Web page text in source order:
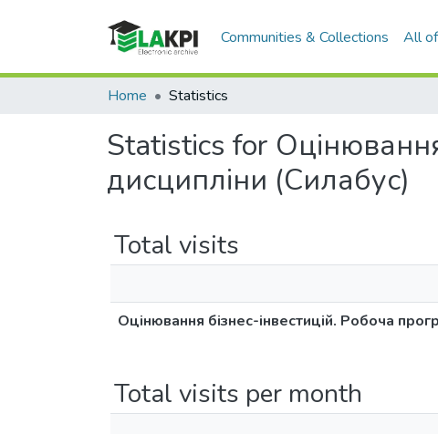
Communities & Collections All
Home Statistics
Statistics for
дисципліни (Силабус)
Total visits
Оцінювання бізнес-інвестицій. Робоча
Total visits per month